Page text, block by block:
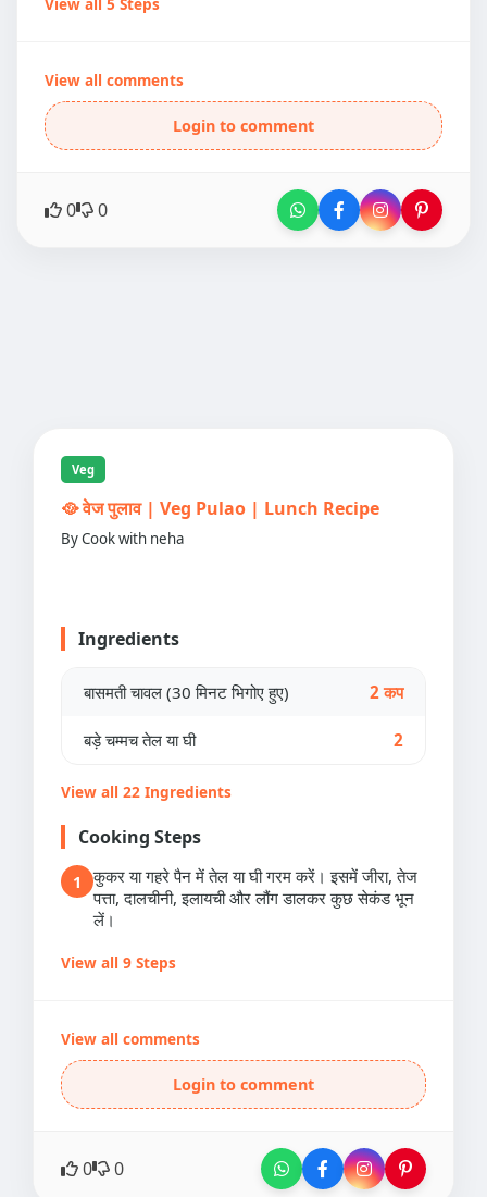
View all comments
Login to comment
0 0
Veg
🥘 वेज पुलाव | Veg Pulao | Lunch Recipe
By Cook with neha
Ingredients
बासमती चावल (30 मिनट भिगोए हुए) 2 कप
बड़े चम्मच तेल या घी 2
View all 22 Ingredients
Cooking Steps
1
कुकर या गहरे पैन में तेल या घी गरम करें। इसमें जीरा, तेज
पत्ता, दालचीनी, इलायची और लौंग डालकर कुछ सेकंड भून
लें।
View all 9 Steps
View all comments
Login to comment
0 0